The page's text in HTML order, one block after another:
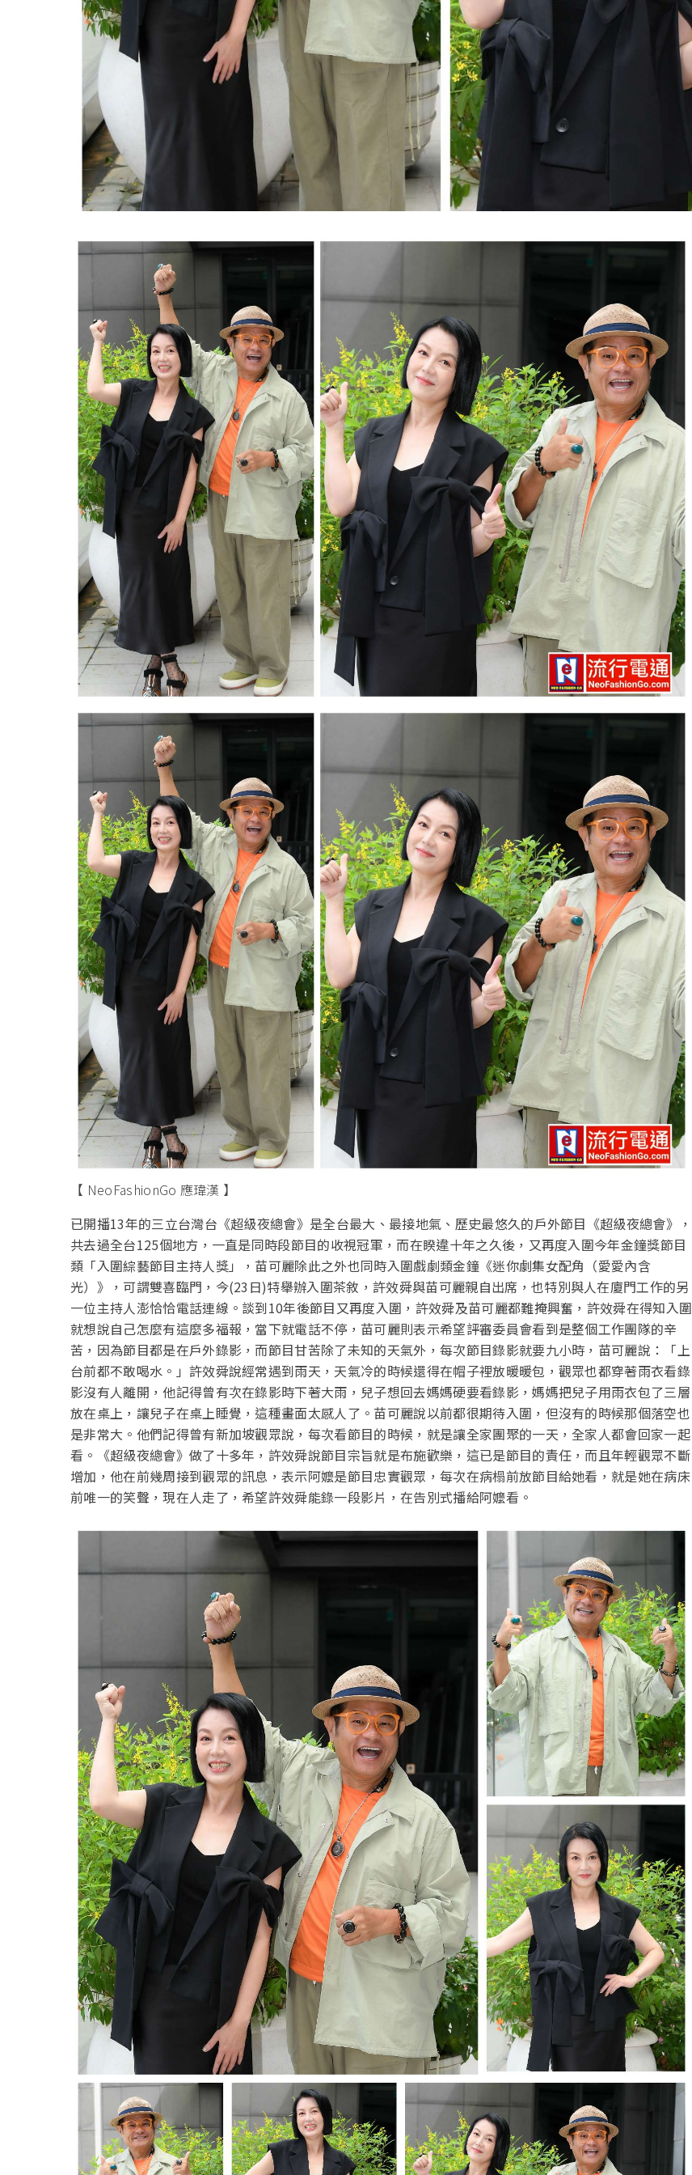
【 NeoFashionGo 應瑋漢 】
已開播13年的三立台灣台《超級夜總會》是全台最大、最接地氣、歷史最悠久的戶外節目《超級夜總會》，
共去過全台125個地方，一直是同時段節目的收視冠軍，而在睽違十年之久後，又再度入圍今年金鐘獎節目
類「入圍綜藝節目主持人獎」，苗可麗除此之外也同時入圍戲劇類金鐘《迷你劇集女配角（愛愛內含
光）》，可謂雙喜臨門，今(23 日)特舉辦入圍茶敘，許效舜與苗可麗親自出席，也特別與人在廈門工作的另
一位主持人澎恰恰電話連線。談到10年後節目又再度入圍，許效舜及苗可麗都難掩興奮，許效舜在得知入圍
就想說自己怎麼有這麼多福報，當下就電話不停，苗可麗則表示希望評審委員會看到是整個工作團隊的辛
苦，因為節目都是在戶外錄影，而節目甘苦除了未知的天氣外，每次節目錄影就要九小時，苗可麗說：「上
台前都不敢喝水。」許效舜說經常遇到雨天，天氣冷的時候還得在帽子裡放暖暖包，觀眾也都穿著雨衣看錄
影沒有人離開，他記得曾有次在錄影時下著大雨，兒子想回去媽媽硬要看錄影，媽媽把兒子用雨衣包了三層
放在桌上，讓兒子在桌上睡覺，這種畫面太感人了。苗可麗說以前都很期待入圍，但沒有的時候那個落空也
是非常大。他們記得曾有新加坡觀眾說，每次看節目的時候，就是讓全家團聚的一天，全家人都會回家一起
看。《超級夜總會》做了十多年，許效舜說節目宗旨就是布施歡樂，這已是節目的責任，而且年輕觀眾不斷
增加，他在前幾周接到觀眾的訊息，表示阿嬤是節目忠實觀眾，每次在病榻前放節目給她看，就是她在病床
前唯一的笑聲，現在人走了，希望許效舜能錄一段影片，在告別式播給阿嬤看。